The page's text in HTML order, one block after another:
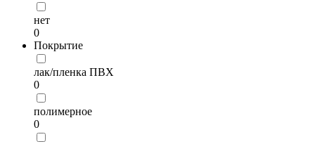
нет
0
Покрытие
лак/пленка ПВХ
0
полимерное
0